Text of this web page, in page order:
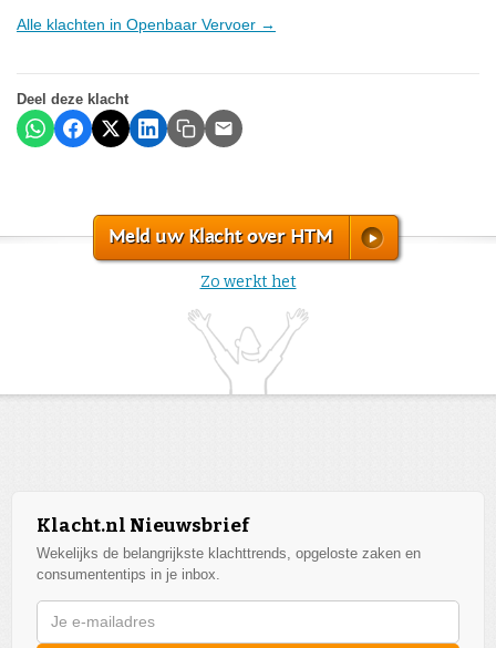
Alle klachten in Openbaar Vervoer →
Deel deze klacht
Meld uw Klacht over HTM
Zo werkt het
Klacht.nl Nieuwsbrief
Wekelijks de belangrijkste klachttrends, opgeloste zaken en
consumententips in je inbox.